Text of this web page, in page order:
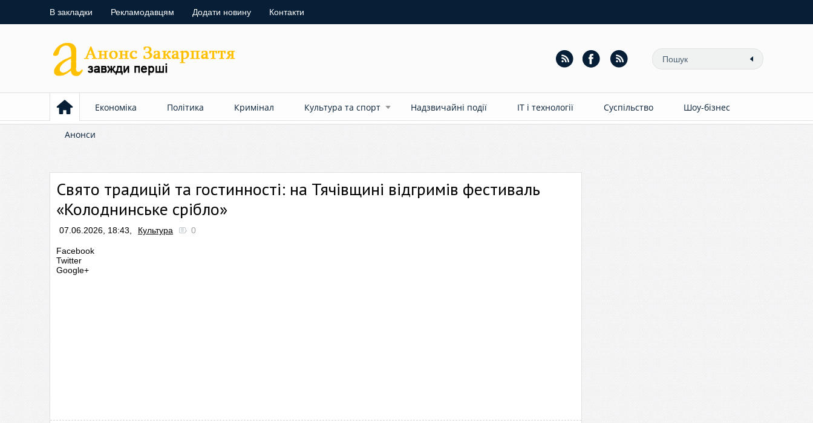
В закладки Рекламодавцям Додати новину Контакти
Економіка Політика Кримінал Культура та спорт Надзвичайні події ІТ і технології Суспільство Шоу-бізнес
Анонси
Свято традицій та гостинності: на Тячівщині відгримів фестиваль
«Колоднинське срібло»
07.06.2026, 18:43, Культура 0
Facebook
Twitter
Google+